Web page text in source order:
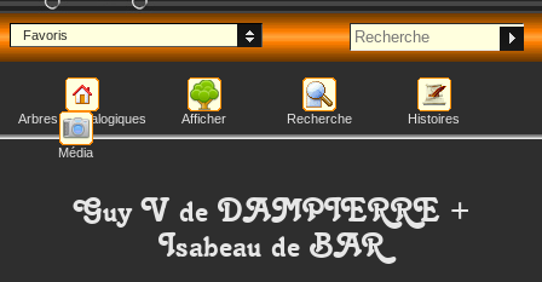
Favoris
Arbres généalogiques Afficher Recherche Histoires
Média
Guy Vde DAMPIERRE +
Isabeaude BAR